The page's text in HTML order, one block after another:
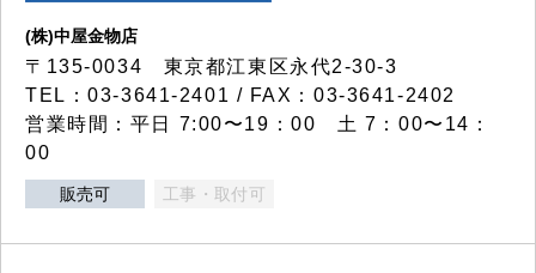
(株)中屋金物店
〒135-0034 東京都江東区永代2-30-3
TEL：03-3641-2401 / FAX：03-3641-2402
営業時間：平日 7:00〜19：00 土 7：00〜14：
00
販売可 工事・取付可